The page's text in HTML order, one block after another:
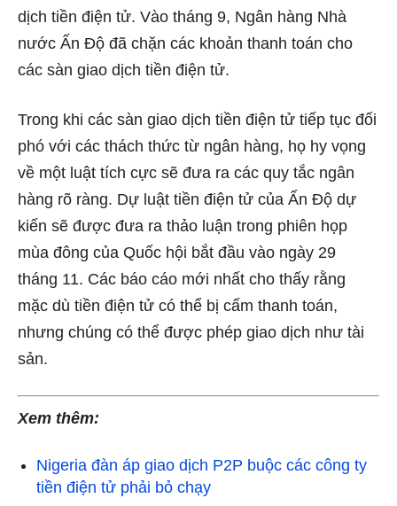
dịch tiền điện tử. Vào tháng 9, Ngân hàng Nhà
nước Ấn Độ đã chặn các khoản thanh toán cho
các sàn giao dịch tiền điện tử.
Trong khi các sàn giao dịch tiền điện tử tiếp tục đối
phó với các thách thức từ ngân hàng, họ hy vọng
về một luật tích cực sẽ đưa ra các quy tắc ngân
hàng rõ ràng. Dự luật tiền điện tử của Ấn Độ dự
kiến ​​sẽ được đưa ra thảo luận trong phiên họp
mùa đông của Quốc hội bắt đầu vào ngày 29
tháng 11. Các báo cáo mới nhất cho thấy rằng
mặc dù tiền điện tử có thể bị cấm thanh toán,
nhưng chúng có thể được phép giao dịch như tài
sản.
Xem thêm:
Nigeria đàn áp giao dịch P2P buộc các công ty
tiền điện tử phải bỏ chạy